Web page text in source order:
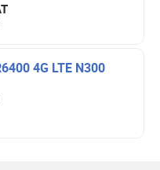
4G LTE N300